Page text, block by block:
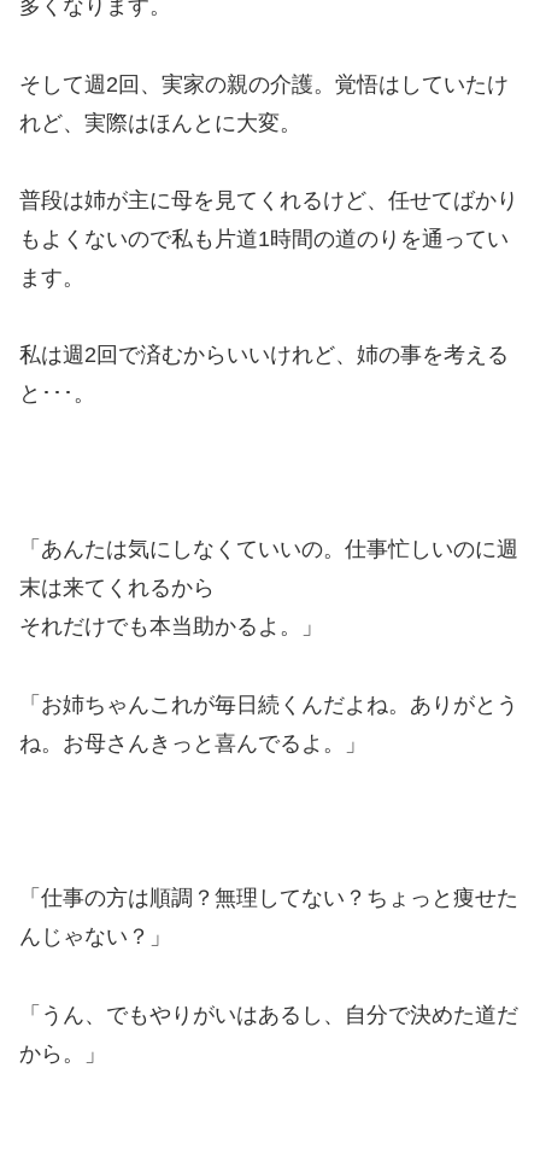
多くなります。
そして週2回、実家の親の介護。覚悟はしていたけ
れど、実際はほんとに大変。
普段は姉が主に母を見てくれるけど、任せてばかり
もよくないので私も片道1時間の道のりを通ってい
ます。
私は週2回で済むからいいけれど、姉の事を考える
と･･･。
「あんたは気にしなくていいの。仕事忙しいのに週
末は来てくれるから
それだけでも本当助かるよ。」
「お姉ちゃんこれが毎日続くんだよね。ありがとう
ね。お母さんきっと喜んでるよ。」
「仕事の方は順調？無理してない？ちょっと痩せた
んじゃない？」
「うん、でもやりがいはあるし、自分で決めた道だ
から。」